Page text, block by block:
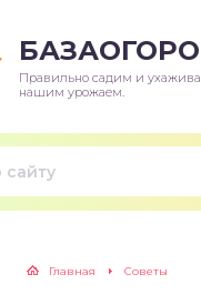
Правильно садим и
нашим урожаем.
Главная Советы